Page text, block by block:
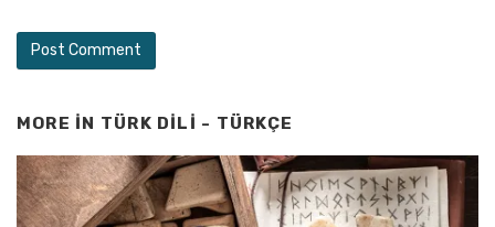
MORE IN TÜRK DILI - TÜRKÇE